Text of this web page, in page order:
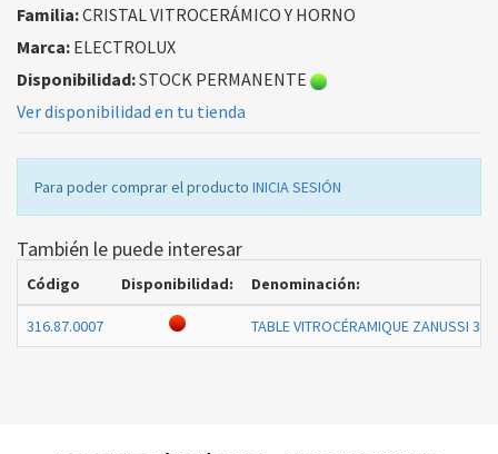
Familia:CRISTAL VITROCERÁMICO Y HORNO
Marca: ELECTROLUX
Disponibilidad:STOCK PERMANENTE
Ver disponibilidad en tu tienda
Para poder comprar el producto INICIA SESIÓN
También le puede interesar
Código Disponibilidad: Denominación:
316.87.0007 TABLE VITROCÉRAMIQUE ZANUSSI